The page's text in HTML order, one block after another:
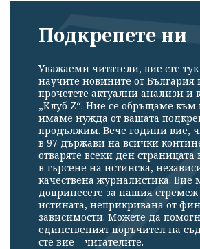
Подкрепете ни
Уважаеми читатели, вие сте
научите новините от България
прочетете актуални анализи и
„Клуб Z“. Ние се обръщаме към
имаме нужда от вашата
продължим. Вече години вие,
в 97 държави на всички
отваряте всеки ден
в търсене на истинска,
качествена журналистика. Вие
допринесете за нашия
истината, неприкривана от
зависимости. Можете да
единственият поръчител на
сте вие – читателите.